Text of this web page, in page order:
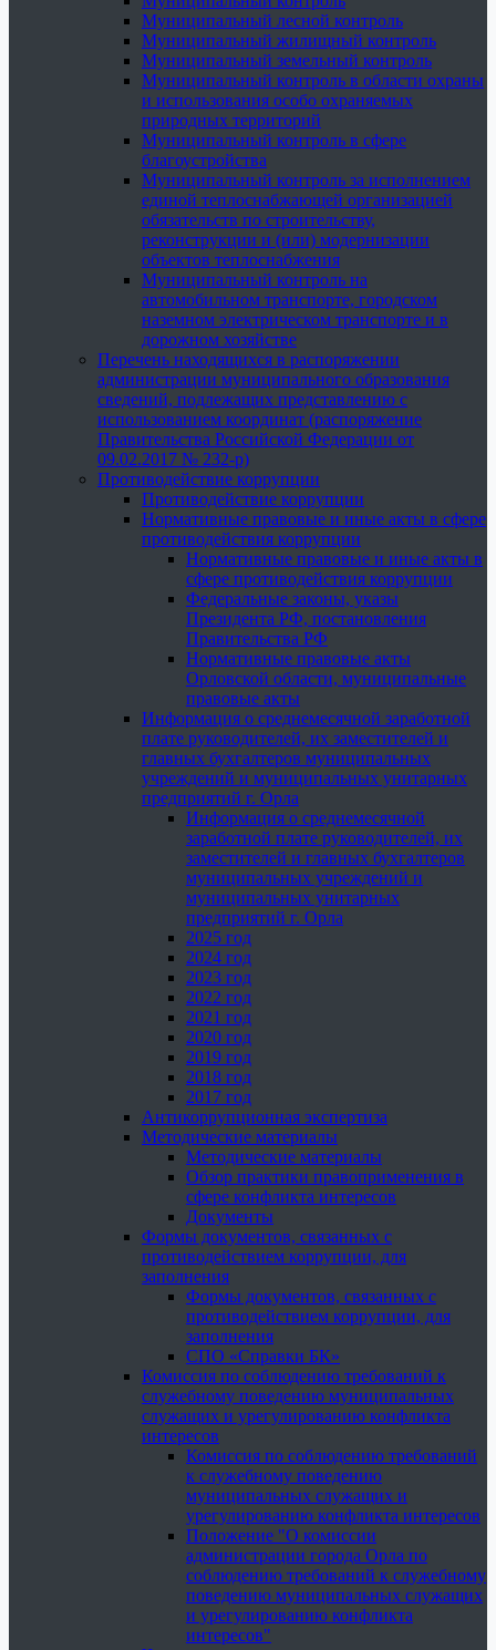
Муниципальный лесной контроль
Муниципальный жилищный контроль
Муниципальный земельный контроль
Муниципальный контроль в области охраны
и использования особо охраняемых
природных территорий
Муниципальный контроль в сфере
благоустройства
Муниципальный контроль за исполнением
единой теплоснабжающей организацией
обязательств по строительству,
реконструкции и (или) модернизации
объектов теплоснабжения
Муниципальный контроль на
автомобильном транспорте, городском
наземном электрическом транспорте и в
дорожном хозяйстве
Перечень находящихся в распоряжении
администрации муниципального образования
сведений, подлежащих представлению с
использованием координат (распоряжение
Правительства Российской Федерации от
09.02.2017 № 232-р)
Противодействие коррупции
Противодействие коррупции
Нормативные правовые и иные акты в сфере
противодействия коррупции
Нормативные правовые и иные акты в
сфере противодействия коррупции
Федеральные законы, указы
Президента РФ, постановления
Правительства РФ
Нормативные правовые акты
Орловской области, муниципальные
правовые акты
Информация о среднемесячной заработной
плате руководителей, их заместителей и
главных бухгалтеров муниципальных
учреждений и муниципальных унитарных
предприятий г. Орла
Информация о среднемесячной
заработной плате руководителей, их
заместителей и главных бухгалтеров
муниципальных учреждений и
муниципальных унитарных
предприятий г. Орла
2025 год
2024 год
2023 год
2022 год
2021 год
2020 год
2019 год
2018 год
2017 год
Антикоррупционная экспертиза
Методические материалы
Методические материалы
Обзор практики правоприменения в
сфере конфликта интересов
Документы
Формы документов, связанных с
противодействием коррупции, для
заполнения
Формы документов, связанных с
противодействием коррупции, для
заполнения
СПО «Справки БК»
Комиссия по соблюдению требований к
служебному поведению муниципальных
служащих и урегулированию конфликта
интересов
Комиссия по соблюдению требований
к служебному поведению
муниципальных служащих и
урегулированию конфликта интересов
Положение "О комиссии
администрации города Орла по
соблюдению требований к служебному
поведению муниципальных служащих
и урегулированию конфликта
интересов"